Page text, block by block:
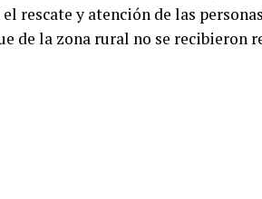
rescate y atención de las
de la zona rural no se